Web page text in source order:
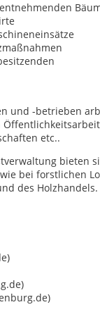
und -betrieben
etc..
bieten
bei forstlichen
des Holzhandels.